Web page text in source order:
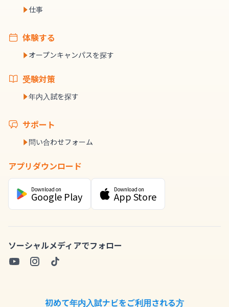
仕事
体験する
オープンキャンパスを探す
受験対策
年内入試を探す
サポート
問い合わせフォーム
アプリダウンロード
Download on
Google Play
Download on
App Store
ソーシャルメディアでフォロー
初めて年内入試ナビをご利用される方